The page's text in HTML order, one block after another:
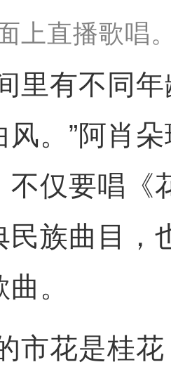
上直播歌唱
有不同年
风。”阿肖
不仅要唱《
民族曲目，
。
花是桂花